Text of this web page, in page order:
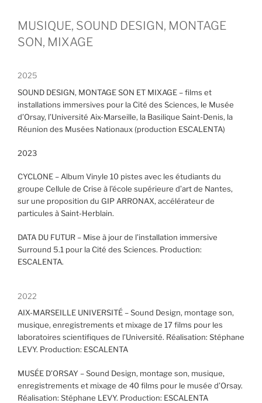
MUSIQUE, SOUND DESIGN, MONTAGE
SON, MIXAGE
2025
SOUND DESIGN, MONTAGE SON ET MIXAGE – films et
installations immersives pour la Cité des Sciences, le Musée
d’Orsay, l’Université Aix-Marseille, la Basilique Saint-Denis, la
Réunion des Musées Nationaux (production ESCALENTA)
2023
CYCLONE – Album Vinyle 10 pistes avec les étudiants du
groupe Cellule de Crise à l’école supérieure d’art de Nantes,
sur une proposition du GIP ARRONAX, accélérateur de
particules à Saint-Herblain.
DATA DU FUTUR – Mise à jour de l’installation immersive
Surround 5.1 pour la Cité des Sciences. Production:
ESCALENTA.
2022
AIX-MARSEILLE UNIVERSITÉ – Sound Design, montage son,
musique, enregistrements et mixage de 17 films pour les
laboratoires scientifiques de l’Université. Réalisation: Stéphane
LEVY. Production: ESCALENTA
MUSÉE D’ORSAY – Sound Design, montage son, musique,
enregistrements et mixage de 40 films pour le musée d’Orsay.
Réalisation: Stéphane LEVY. Production: ESCALENTA